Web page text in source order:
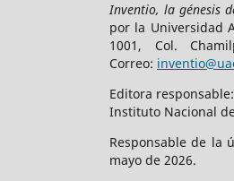
Inventio, la génesis
por la Universidad
1001, Col.
Correo:
Editora
Instituto Nacional
Responsable de la
mayo de 2026.